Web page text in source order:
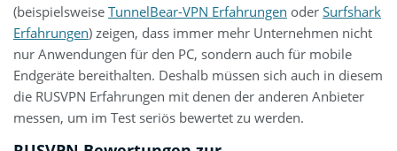
(beispielsweise TunnelBear-VPN Erfahrungen oder Surfshark
Erfahrungen) zeigen, dass immer mehr Unternehmen nicht
nur Anwendungen für den PC, sondern auch für mobile
Endgeräte bereithalten. Deshalb müssen sich auch in diesem
die RUSVPN Erfahrungen mit denen der anderen Anbieter
messen, um im Test seriös bewertet zu werden.